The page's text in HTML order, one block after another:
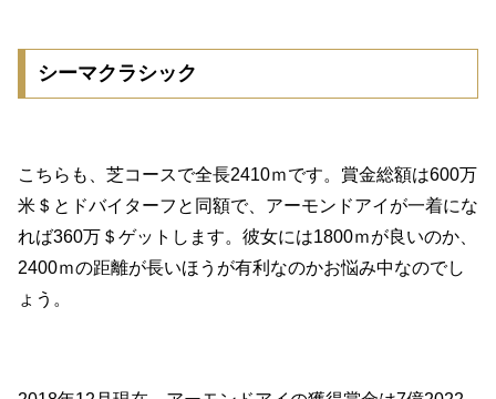
シーマクラシック
こちらも、芝コースで全長2410ｍです。賞金総額は600万
米＄とドバイターフと同額で、アーモンドアイが一着にな
れば360万＄ゲットします。彼女には1800ｍが良いのか、
2400ｍの距離が長いほうが有利なのかお悩み中なのでし
ょう。